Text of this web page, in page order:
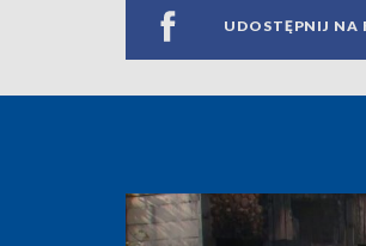
UDOSTĘPNIJ NA